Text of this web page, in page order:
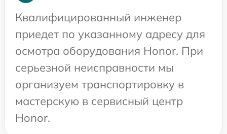
Квалифицированный инженер
приедет по указанному адресу для
осмотра оборудования Honor. При
серьезной неисправности мы
организуем транспортировку в
мастерскую в сервисный центр
Honor.